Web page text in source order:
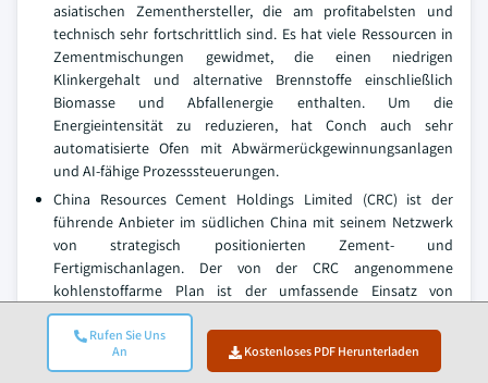
Rufen Sie Uns
An
Kostenloses PDF Herunterladen
asiatischen Zementhersteller, die am profitabelsten und
technisch sehr fortschrittlich sind. Es hat viele Ressourcen in
Zementmischungen gewidmet, die einen niedrigen
Klinkergehalt und alternative Brennstoffe einschließlich
Biomasse und Abfallenergie enthalten. Um die
Energieintensität zu reduzieren, hat Conch auch sehr
automatisierte Ofen mit Abwärmerückgewinnungsanlagen
und AI-fähige Prozesssteuerungen.
China Resources Cement Holdings Limited (CRC) ist der
führende Anbieter im südlichen China mit seinem Netzwerk
von strategisch positionierten Zement- und
Fertigmischanlagen. Der von der CRC angenommene
kohlenstoffarme Plan ist der umfassende Einsatz von
zusätzlichen zementären Materialien (SCMs), recycelten
Aggregaten und logistischen Niedrigemissionsflotten. Es
basiert auch auf intelligenten Fabrikprogrammen, um